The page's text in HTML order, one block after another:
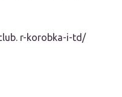
r-korobka-i-td/